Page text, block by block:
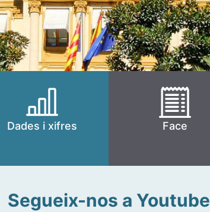
Dades i xifres Face
Segueix-nos a Youtube